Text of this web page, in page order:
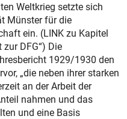
Weltkrieg setzte sich
Münster für die
ein. (LINK zu Kapitel
DFG“) Die
1929/1930 den
„die neben ihrer starken
an der Arbeit der
nahmen und das
und eine Basis